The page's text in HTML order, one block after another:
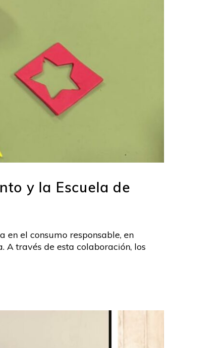
y la Escuela de
el consumo responsable, en
A través de esta colaboración, los